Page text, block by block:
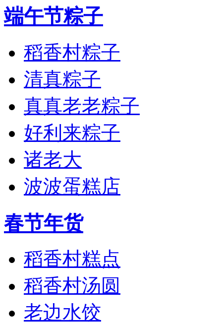
端午节粽子
稻香村粽子
清真粽子
真真老老粽子
好利来粽子
诸老大
波波蛋糕店
春节年货
稻香村糕点
稻香村汤圆
老边水饺